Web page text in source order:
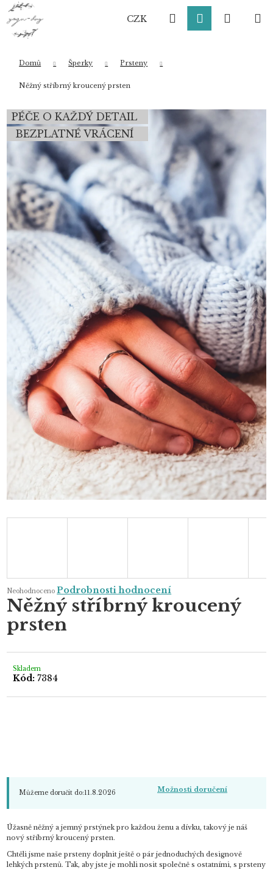
Přejít
obsah
CZK HledatPřihlášení
Domů Šperky Prsteny
Něžný stříbrný kroucený prsten
Průměrné
hodnocení
produktu
je
0,0
5
Neohodnoceno Podrobnosti hodnocení
Něžný stříbrný kroucený
prsten
Skladem
Kód: 7384
Můžeme doručit do:11.8.2026 Možnosti doručení
Úžasně něžný a jemný prstýnek pro každou ženu a dívku, takový je náš
nový stříbrný kroucený prsten.
Chtěli jsme naše prsteny doplnit ještě o pár jednoduchých designově
lehkých prstenů. Tak, aby jste je mohli nosit společně s ostatními, s prsteny
PÉČE O KAŽDÝ DETAIL
BEZPLATNÉ VRÁCENÍ
K
o
Zpět
Zpět
Co potřebujete najít?
HLEDAT
Doporučujeme